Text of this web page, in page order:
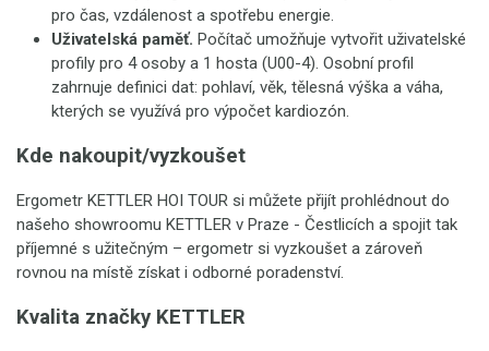
pro čas, vzdálenost a spotřebu energie.
Uživatelská paměť. Počítač umožňuje vytvořit uživatelské
profily pro 4 osoby a 1 hosta (U00-4). Osobní profil
zahrnuje definici dat: pohlaví, věk, tělesná výška a váha,
kterých se využívá pro výpočet kardiozón.
Kde nakoupit/vyzkoušet
Ergometr KETTLER HOI TOUR si můžete přijít prohlédnout do
našeho showroomu KETTLER v Praze - Čestlicích a spojit tak
příjemné s užitečným – ergometr si vyzkoušet a zároveň
rovnou na místě získat i odborné poradenství.
Kvalita značky KETTLER